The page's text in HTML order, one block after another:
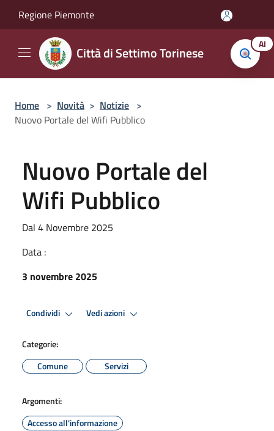
Regione Piemonte
Città di Settimo Torinese AI
Home > Novità > Notizie >
Nuovo Portale del Wifi Pubblico
Nuovo Portale del
Wifi Pubblico
Dal 4 Novembre 2025
Data :
3 novembre 2025
Condividi Vedi azioni
Categorie:
Comune
Servizi
Argomenti:
Accesso all'informazione